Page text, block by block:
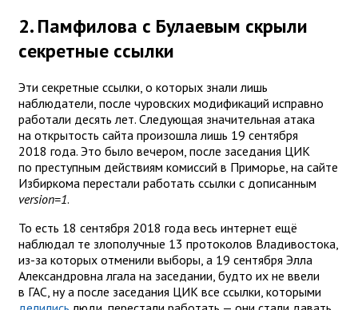
2. Памфилова с Булаевым скрыли
секретные ссылки
Эти секретные ссылки, о которых знали лишь
наблюдатели, после чуровских модификаций исправно
работали десять лет. Следующая значительная атака
на открытость сайта произошла лишь 19 сентября
2018 года. Это было вечером, после заседания ЦИК
по преступным действиям комиссий в Приморье, на сайте
Избиркома перестали работать ссылки с дописанным
version=1.
То есть 18 сентября 2018 года весь интернет ещё
наблюдал те злополучные 13 протоколов Владивостока,
из-за которых отменили выборы, а 19 сентября Элла
Александровна лгала на заседании, будто их не ввели
в ГАС, ну а после заседания ЦИК все ссылки, которыми